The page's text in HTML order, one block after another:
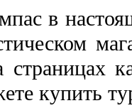
в
купить